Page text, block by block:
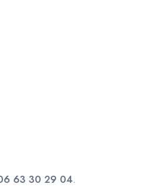
63 30 29 04.